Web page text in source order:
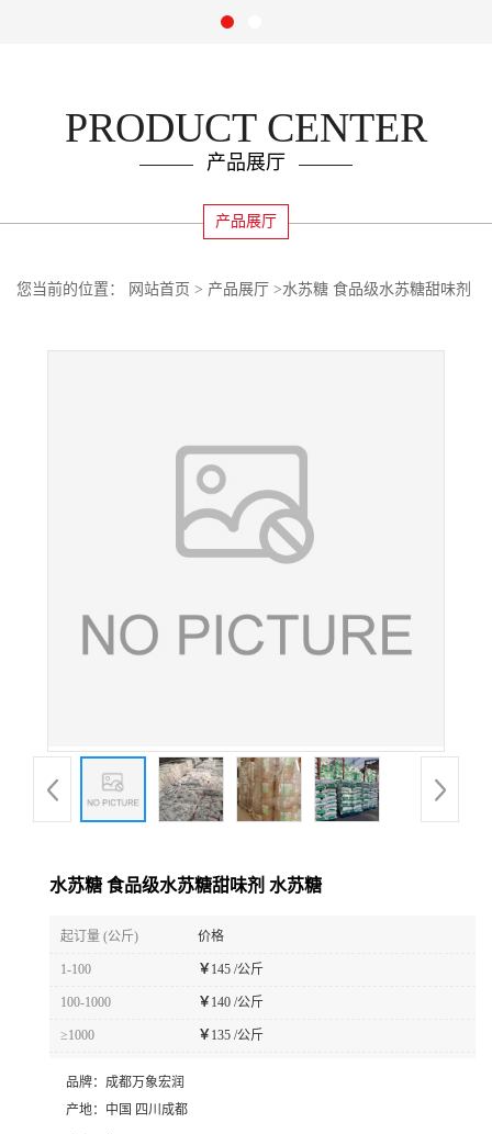
PRODUCT CENTER
产品展厅
产品展厅
您当前的位置： 网站首页 > 产品展厅 >水苏糖 食品级水苏糖甜味剂
水苏糖 食品级水苏糖甜味剂 水苏糖
起订量 (公斤) 价格
1-100 ￥ 145 /公斤
100-1000 ￥ 140 /公斤
≥1000 ￥ 135 /公斤
品牌： 成都万象宏润
产地： 中国 四川成都